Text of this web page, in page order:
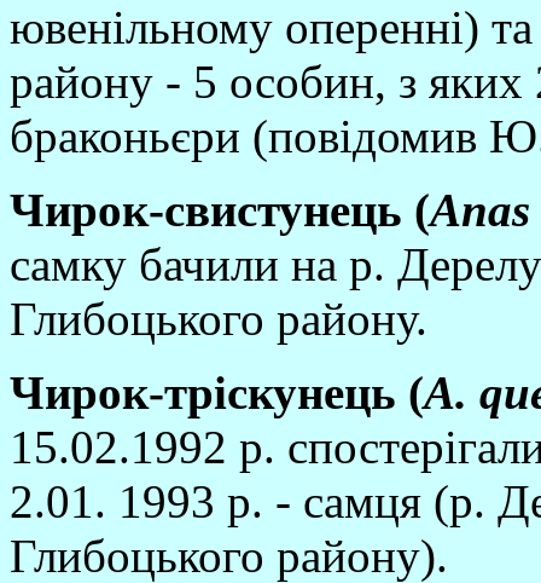
ювенiльному опереннi)
району - 5 особин, з
браконьєри (повiдомив
Чирок-свистунець (Anas
самку бачили на р.
Глибоцького району.
Чирок-трiскунець (A.
15.02.1992 р.
2.01. 1993 р. - самця (р.
Глибоцького району).